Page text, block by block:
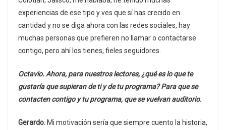
experiencias de ese tipo y ves que sí has crecido en
cantidad y no se diga ahora con las redes sociales, hay
muchas personas que prefieren no llamar o contactarse
contigo, pero ahí los tienes, fieles seguidores.
Octavio. Ahora, para nuestros lectores, ¿qué es lo que te
gustaría que supieran de ti y de tu programa? Para que se
contacten contigo y tu programa, que se vuelvan auditorio.
Gerardo. Mi motivación sería que siempre cuento la historia,